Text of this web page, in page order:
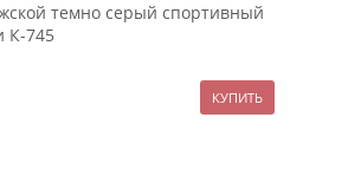
темно серый спортивный
К-745